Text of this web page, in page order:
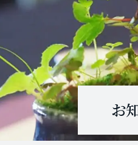
お